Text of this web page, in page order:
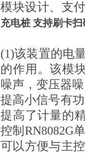
模块设计、支
充电桩 支持刷卡
(1)该装置的电
的作用。该模
噪声，变压器
提高小信号有
提高了计量的
控制RN8082G
可以方便与主